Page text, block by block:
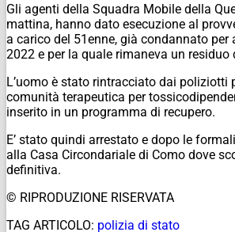
Gli agenti della Squadra Mobile della
mattina, hanno dato esecuzione al
a carico del 51enne, già condannato per
2022 e per la quale rimaneva un residuo
L’uomo è stato rintracciato dai poliziotti
comunità terapeutica per
inserito in un programma di recupero.
E’ stato quindi arrestato e dopo le
alla Casa Circondariale di Como dove
definitiva.
© RIPRODUZIONE RISERVATA
TAG ARTICOLO: polizia di stato